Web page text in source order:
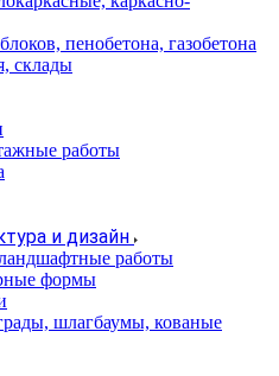
пенобетона, газобетона
склады
работы
и дизайн
работы
формы
шлагбаумы, кованые